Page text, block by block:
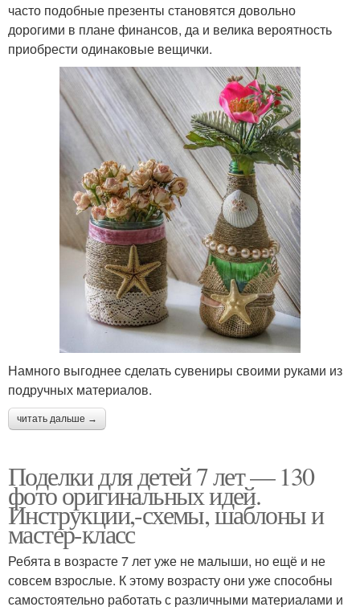
часто подобные презенты становятся довольно
дорогими в плане финансов, да и велика вероятность
приобрести одинаковые вещички.
Намного выгоднее сделать сувениры своими руками из
подручных материалов.
читать дальше →
Поделки для детей 7 лет — 130
фото оригинальных идей.
Инструкции,-схемы, шаблоны и
мастер-класс
Ребята в возрасте 7 лет уже не малыши, но ещё и не
совсем взрослые. К этому возрасту они уже способны
самостоятельно работать с различными материалами и